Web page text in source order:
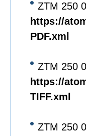
ZTM 250
https://
PDF.xml
ZTM 250
https://
TIFF.xml
ZTM 250